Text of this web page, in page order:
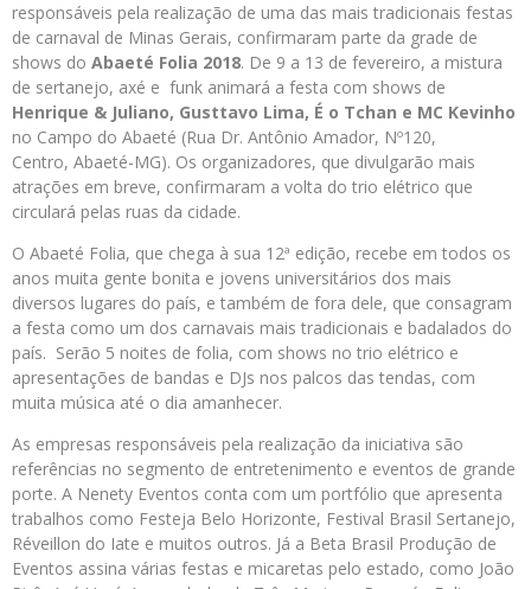
responsáveis pela realização de uma das mais tradicionais festas
de carnaval de Minas Gerais, confirmaram parte da grade de
shows do Abaeté Folia 2018. De 9 a 13 de fevereiro, a mistura
de sertanejo, axé e funk animará a festa com shows de
Henrique & Juliano, Gusttavo Lima, É o Tchan e MC Kevinho
no Campo do Abaeté (Rua Dr. Antônio Amador, Nº120,
Centro, Abaeté-MG). Os organizadores, que divulgarão mais
atrações em breve, confirmaram a volta do trio elétrico que
circulará pelas ruas da cidade.
O Abaeté Folia, que chega à sua 12ª edição, recebe em todos os
anos muita gente bonita e jovens universitários dos mais
diversos lugares do país, e também de fora dele, que consagram
a festa como um dos carnavais mais tradicionais e badalados do
país. Serão 5 noites de folia, com shows no trio elétrico e
apresentações de bandas e DJs nos palcos das tendas, com
muita música até o dia amanhecer.
As empresas responsáveis pela realização da iniciativa são
referências no segmento de entretenimento e eventos de grande
porte. A Nenety Eventos conta com um portfólio que apresenta
trabalhos como Festeja Belo Horizonte, Festival Brasil Sertanejo,
Réveillon do Iate e muitos outros. Já a Beta Brasil Produção de
Eventos assina várias festas e micaretas pelo estado, como João